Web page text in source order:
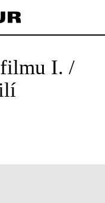
žádné položky.
I. /